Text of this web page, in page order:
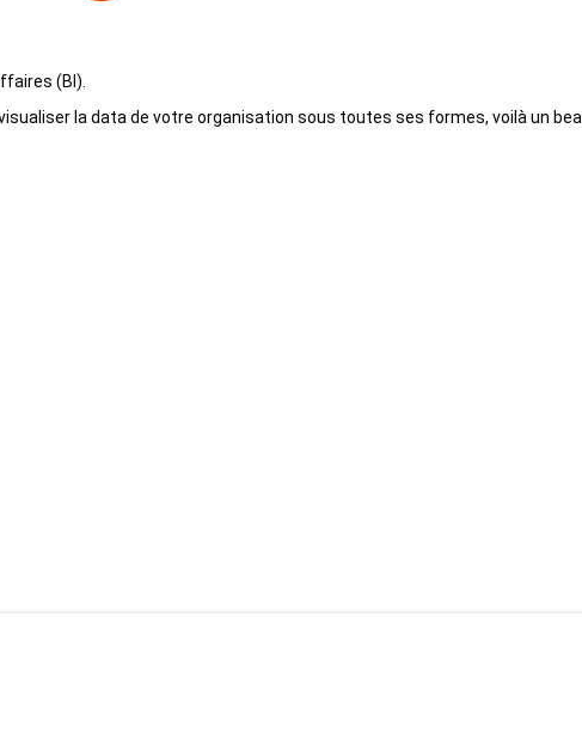
(BI).
la data de votre organisation sous toutes ses formes, voilà un